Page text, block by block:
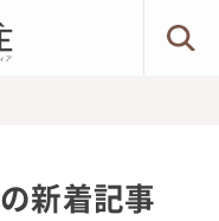
の新着記事